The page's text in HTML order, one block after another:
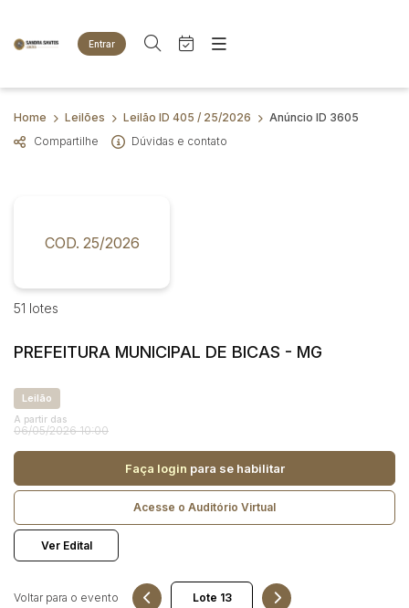
Entrar
Criar conta Entrar
Site
Agenda
Quem Somos
Animais
Imóveis
Terreno
Carros
Reboque
Busca por palavra-chave
Bairro
Judiciais Extrajudiciais
R$
Quem Somos
Home Leilões Leilão ID 405 / 25/2026
Anúncio ID 3605
Compartilhe
Dúvidas e contato
COD. 25/2026
51 lotes
PREFEITURA MUNICIPAL DE BICAS - MG
Leilão
A partir das
06/05/2026 10:00
Faça login para se habilitar
Acesse o Auditório Virtual
Ver Edital
Voltar para o evento